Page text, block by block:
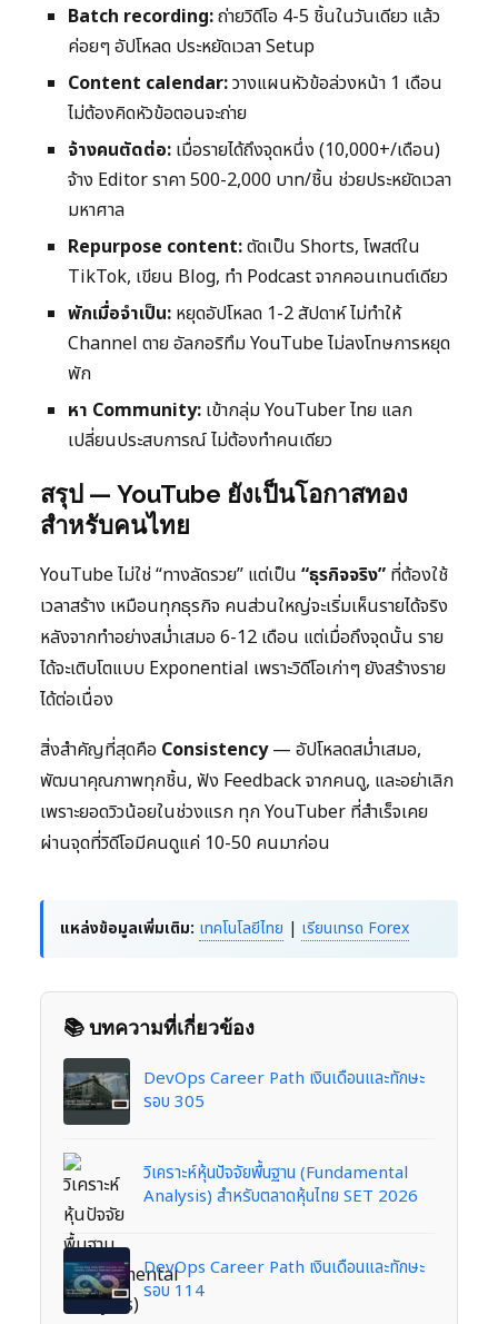
Batch recording:ถ่ายวิดีโอ 4-5 ชิ้นในวันเดียว แล้ว
ค่อยๆ อัปโหลด ประหยัดเวลา Setup
Content calendar:วางแผนหัวข้อล่วงหน้า 1 เดือน
ไม่ต้องคิดหัวข้อตอนจะถ่าย
จ้างคนตัดต่อ: เมื่อรายได้ถึงจุดหนึ่ง (10,000+/เดือน)
จ้าง Editor ราคา 500-2,000 บาท/ชิ้น ช่วยประหยัดเวลา
มหาศาล
Repurpose content:ตัดเป็น Shorts, โพสต์ใน
TikTok, เขียน Blog, ทำ Podcast จากคอนเทนต์เดียว
พักเมื่อจำเป็น: หยุดอัปโหลด 1-2 สัปดาห์ ไม่ทำให้
Channel ตาย อัลกอริทึม YouTube ไม่ลงโทษการหยุด
พัก
หา Community: เข้ากลุ่ม YouTuber ไทย แลก
เปลี่ยนประสบการณ์ ไม่ต้องทำคนเดียว
สรุป — YouTube ยังเป็นโอกาสทอง
สำหรับคนไทย
YouTube ไม่ใช่ “ทางลัดรวย” แต่เป็น “ธุรกิจจริง” ที่ต้องใช้
เวลาสร้าง เหมือนทุกธุรกิจ คนส่วนใหญ่จะเริ่มเห็นรายได้จริง
หลังจากทำอย่างสม่ำเสมอ 6-12 เดือน แต่เมื่อถึงจุดนั้น ราย
ได้จะเติบโตแบบ Exponential เพราะวิดีโอเก่าๆ ยังสร้างราย
ได้ต่อเนื่อง
สิ่งสำคัญที่สุดคือ Consistency— อัปโหลดสม่ำเสมอ,
พัฒนาคุณภาพทุกชิ้น, ฟัง Feedback จากคนดู, และอย่าเลิก
เพราะยอดวิวน้อยในช่วงแรก ทุก YouTuber ที่สำเร็จเคย
ผ่านจุดที่วิดีโอมีคนดูแค่ 10-50 คนมาก่อน
แหล่งข้อมูลเพิ่มเติม: เทคโนโลยีไทย | เรียนเทรด Forex
📚 บทความที่เกี่ยวข้อง
DevOps Career Path เงินเดือนและทักษะ
รอบ 305
วิเคราะห์หุ้นปัจจัยพื้นฐาน (Fundamental
Analysis) สำหรับตลาดหุ้นไทย SET 2026
DevOps Career Path เงินเดือนและทักษะ
รอบ 114